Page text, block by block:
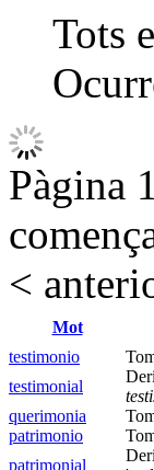
Tots
Pàgina
<
Mot
testimonio
testimonial
querimonia
patrimonio
patrimonial